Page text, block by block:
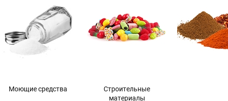
Моющие средства
Строительные
материалы